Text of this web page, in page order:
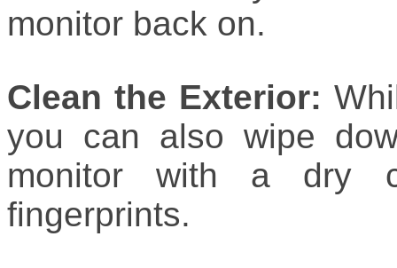
monitor back on.
Clean the Exterior:
you can also wipe
monitor with a dry
fingerprints.